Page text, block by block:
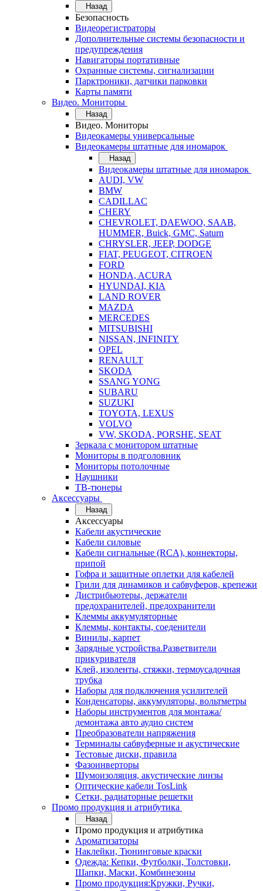
Назад
Безопасность
Видеорегистраторы
Дополнительные системы безопасности и
предупреждения
Навигаторы портативные
Охранные системы, сигнализации
Парктроники, датчики парковки
Карты памяти
Видео. Мониторы
Назад
Видео. Мониторы
Видеокамеры универсальные
Видеокамеры штатные для иномарок
Назад
Видеокамеры штатные для иномарок
AUDI, VW
BMW
CADILLAC
CHERY
CHEVROLET, DAEWOO, SAAB,
HUMMER, Buick, GMC, Saturn
CHRYSLER, JEEP, DODGE
FIAT, PEUGEOT, CITROEN
FORD
HONDA, ACURA
HYUNDAI, KIA
LAND ROVER
MAZDA
MERCEDES
MITSUBISHI
NISSAN, INFINITY
OPEL
RENAULT
SKODA
SSANG YONG
SUBARU
SUZUKI
TOYOTA, LEXUS
VOLVO
VW, SKODA, PORSHE, SEAT
Зеркала с монитором штатные
Мониторы в подголовник
Мониторы потолочные
Наушники
ТВ-тюнеры
Аксессуары
Назад
Аксессуары
Кабели акустические
Кабели силовые
Кабели сигнальные (RCA), коннекторы,
припой
Гофра и защитные оплетки для кабелей
Грили для динамиков и сабвуферов, крепежи
Дистрибьютеры, держатели
предохранителей, предохранители
Клеммы аккумуляторные
Клеммы, контакты, соеденители
Винилы, карпет
Зарядные устройства.Разветвители
прикуривателя
Клей, изоленты, стяжки, термоусадочная
трубка
Наборы для подключения усилителей
Конденсаторы, аккумуляторы, вольтметры
Наборы инструментов для монтажа/
демонтажа авто аудио систем
Преобразователи напряжения
Терминалы сабвуферные и акустические
Тестовые диски, правила
Фазоинверторы
Шумоизоляция, акустические линзы
Оптические кабели TosLink
Сетки, радиаторные решетки
Промо продукция и атрибутика
Назад
Промо продукция и атрибутика
Ароматизаторы
Наклейки, Тюнинговые краски
Одежда: Кепки, Футболки, Толстовки,
Шапки, Маски, Комбинезоны
Промо продукция:Кружки, Ручки,